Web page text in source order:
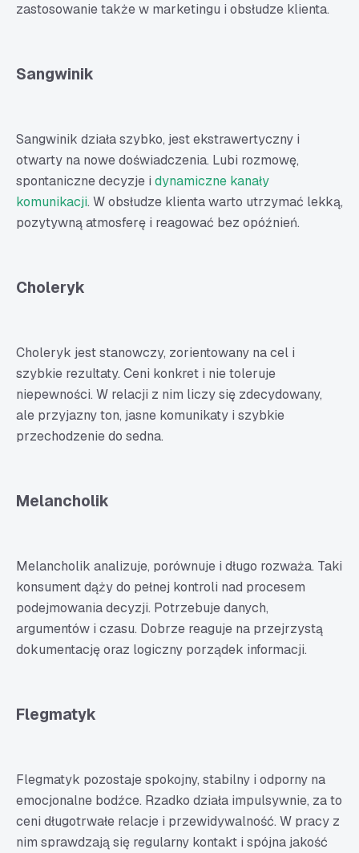
zastosowanie także w marketingu i obsłudze klienta.
Sangwinik
Sangwinik działa szybko, jest ekstrawertyczny i
otwarty na nowe doświadczenia. Lubi rozmowę,
spontaniczne decyzje i dynamiczne kanały
komunikacji. W obsłudze klienta warto utrzymać lekką,
pozytywną atmosferę i reagować bez opóźnień.
Choleryk
Choleryk jest stanowczy, zorientowany na cel i
szybkie rezultaty. Ceni konkret i nie toleruje
niepewności. W relacji z nim liczy się zdecydowany,
ale przyjazny ton, jasne komunikaty i szybkie
przechodzenie do sedna.
Melancholik
Melancholik analizuje, porównuje i długo rozważa. Taki
konsument dąży do pełnej kontroli nad procesem
podejmowania decyzji. Potrzebuje danych,
argumentów i czasu. Dobrze reaguje na przejrzystą
dokumentację oraz logiczny porządek informacji.
Flegmatyk
Flegmatyk pozostaje spokojny, stabilny i odporny na
emocjonalne bodźce. Rzadko działa impulsywnie, za to
ceni długotrwałe relacje i przewidywalność. W pracy z
nim sprawdzają się regularny kontakt i spójna jakość